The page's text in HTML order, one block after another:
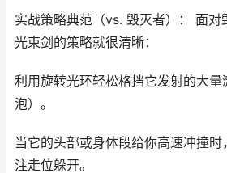
实战策略典范（vs. 毁灭者）： 面对
光束剑的策略就很清晰：
利用旋转光环轻松格挡它发射的大量
泡）。
当它的头部或身体段给你高速冲撞
注走位躲开。